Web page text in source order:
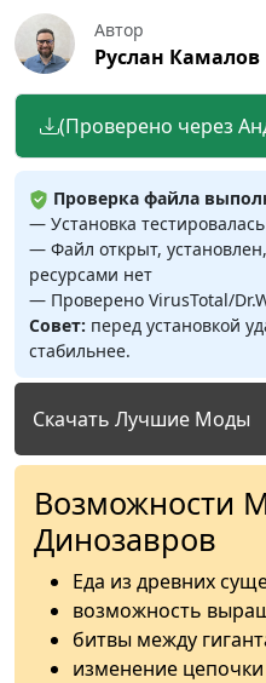
Автор
Руслан Камалов
(Проверено через
Проверка файла
— Установка
— Файл открыт,
ресурсами нет
— Проверено VirusTotal/
Совет: перед установкой
стабильнее.
Скачать Лучшие Моды
Возможности
Динозавров
Еда из древних
возможность
битвы между
изменение